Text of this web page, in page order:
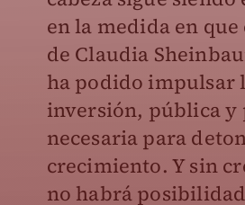
en la medida en
de Claudia
ha podido impulsar
inversión, pública y
necesaria para
crecimiento. Y sin
no habrá